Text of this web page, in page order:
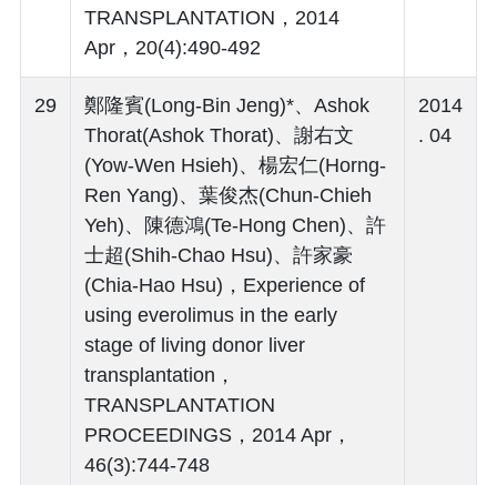
TRANSPLANTATION，2014
Apr，20(4):490-492
29
鄭隆賓(Long-Bin Jeng)*、Ashok
Thorat(Ashok Thorat)、謝右文
(Yow-Wen Hsieh)、楊宏仁(Horng-
Ren Yang)、葉俊杰(Chun-Chieh
Yeh)、陳德鴻(Te-Hong Chen)、許
士超(Shih-Chao Hsu)、許家豪
(Chia-Hao Hsu)，Experience of
using everolimus in the early
stage of living donor liver
transplantation，
TRANSPLANTATION
PROCEEDINGS，2014 Apr，
46(3):744-748
2014
. 04